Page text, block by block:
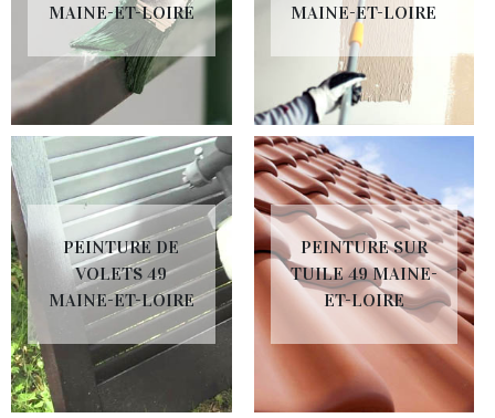
MAINE-ET-LOIRE
MAINE-ET-LOIRE
PEINTURE DE
VOLETS 49
MAINE-ET-LOIRE
PEINTURE SUR
TUILE 49 MAINE-
ET-LOIRE